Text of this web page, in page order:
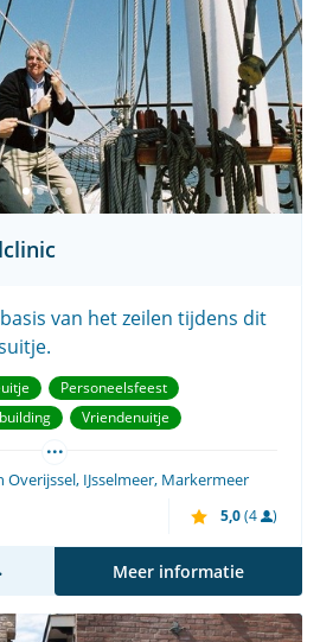
van het zeilen tijdens dit
Personeelsfeest
Vriendenuitje
...
Overijssel, IJsselmeer, Markermeer
5,0(4 )
Meer informatie